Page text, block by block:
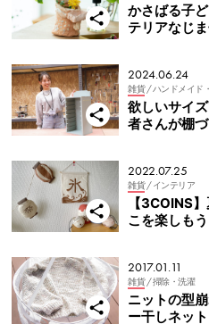
かさばる子
テリアなじ
2024.06.24
雑貨 / ハンドメイド
欲しいサイ
者さんが棚
2022.07.25
雑貨 / インテリア
【3COINS
こを楽しもう
2017.01.11
雑貨 / 掃除・洗濯
ニットの型
ー干しネット